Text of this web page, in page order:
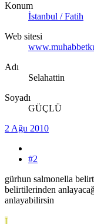
Konum
İstanbul / Fatih
Web sitesi
Adı
Selahattin
Soyadı
GÜÇLÜ
2 Ağu 2010
#2
gürhun salmonella
belirtilerinden
anlayabilirsin
I